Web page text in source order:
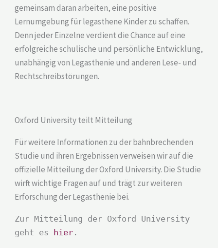
gemeinsam daran arbeiten, eine positive
Lernumgebung für legasthene Kinder zu schaffen.
Denn jeder Einzelne verdient die Chance auf eine
erfolgreiche schulische und persönliche Entwicklung,
unabhängig von Legasthenie und anderen Lese- und
Rechtschreibstörungen.
Oxford University teilt Mitteilung
Für weitere Informationen zu der bahnbrechenden
Studie und ihren Ergebnissen verweisen wir auf die
offizielle Mitteilung der Oxford University. Die Studie
wirft wichtige Fragen auf und trägt zur weiteren
Erforschung der Legasthenie bei.
Zur Mitteilung der Oxford University
geht es hier .